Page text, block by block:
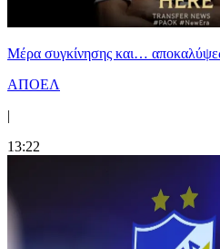
Mέρα συγκίνησης και…
ΑΠΟΕΛ
|
13:22